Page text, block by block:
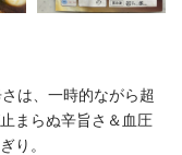
は、一時的ながら超
まらぬ辛旨さ＆血圧
り。